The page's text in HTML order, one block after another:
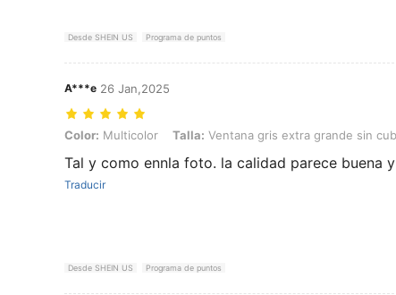
Desde SHEIN US Programa de puntos
A***e 26 Jan,2025
Color: Multicolor, Talla: Ventana gris extra grande sin cubierta
Color: Multicolor Talla: Ventana gris extra grande sin
Tal y como ennla foto. la calidad parece buena
Traducir
Desde SHEIN US Programa de puntos